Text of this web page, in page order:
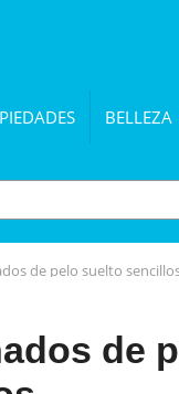
BELLEZA
de pelo suelto
de